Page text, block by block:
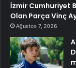
İzmir Cumhuriyet
Olan Parça Vinç
Ağustos 7, 2026